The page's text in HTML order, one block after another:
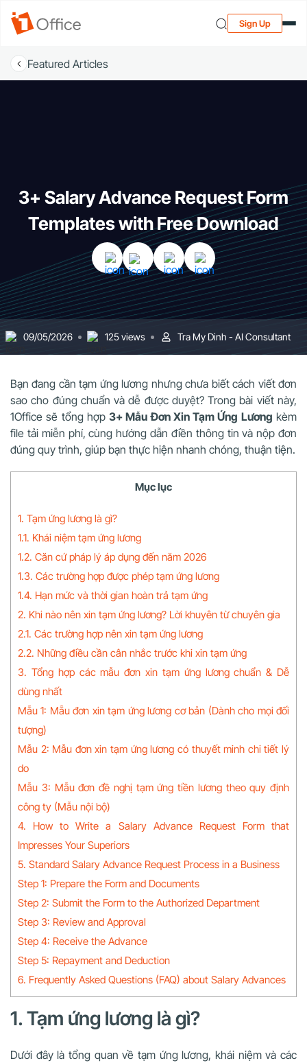
Sign Up
Featured Articles
3+ Salary Advance Request Form
Templates with Free Download
09/05/2026 125 views Tra My Dinh - AI Consultant
Bạn đang cần tạm ứng lương nhưng chưa biết cách viết đơn
sao cho đúng chuẩn và dễ được duyệt? Trong bài viết này,
1Office sẽ tổng hợp3+ Mẫu Đơn Xin Tạm Ứng Lương kèm
file tải miễn phí, cùng hướng dẫn điền thông tin và nộp đơn
đúng quy trình, giúp bạn thực hiện nhanh chóng, thuận tiện.
Mục lục
1. Tạm ứng lương là gì?
1.1. Khái niệm tạm ứng lương
1.2. Căn cứ pháp lý áp dụng đến năm 2026
1.3. Các trường hợp được phép tạm ứng lương
1.4. Hạn mức và thời gian hoàn trả tạm ứng
2. Khi nào nên xin tạm ứng lương? Lời khuyên từ chuyên gia
2.1. Các trường hợp nên xin tạm ứng lương
2.2. Những điều cần cân nhắc trước khi xin tạm ứng
3. Tổng hợp các mẫu đơn xin tạm ứng lương chuẩn & Dễ
dùng nhất
Mẫu 1: Mẫu đơn xin tạm ứng lương cơ bản (Dành cho mọi đối
tượng)
Mẫu 2: Mẫu đơn xin tạm ứng lương có thuyết minh chi tiết lý
do
Mẫu 3: Mẫu đơn đề nghị tạm ứng tiền lương theo quy định
công ty (Mẫu nội bộ)
4. How to Write a Salary Advance Request Form that
Impresses Your Superiors
5. Standard Salary Advance Request Process in a Business
Step 1: Prepare the Form and Documents
Step 2: Submit the Form to the Authorized Department
Step 3: Review and Approval
Step 4: Receive the Advance
Step 5: Repayment and Deduction
6. Frequently Asked Questions (FAQ) about Salary Advances
1. Tạm ứng lương là gì?
Dưới đây là tổng quan về tạm ứng lương, khái niệm và các